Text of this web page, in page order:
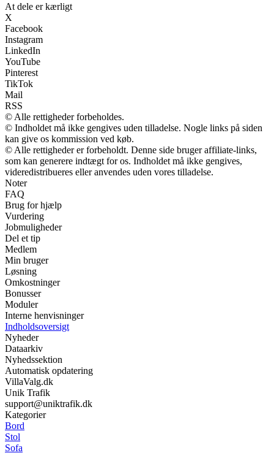
At dele er kærligt
X
Facebook
Instagram
LinkedIn
YouTube
Pinterest
TikTok
Mail
RSS
© Alle rettigheder forbeholdes.
© Indholdet må ikke gengives uden tilladelse. Nogle links på siden
kan give os kommission ved køb.
© Alle rettigheder er forbeholdt. Denne side bruger affiliate-links,
som kan generere indtægt for os. Indholdet må ikke gengives,
videredistribueres eller anvendes uden vores tilladelse.
Noter
FAQ
Brug for hjælp
Vurdering
Jobmuligheder
Del et tip
Medlem
Min bruger
Løsning
Omkostninger
Bonusser
Moduler
Interne henvisninger
Indholdsoversigt
Nyheder
Dataarkiv
Nyhedssektion
Automatisk opdatering
VillaValg.dk
Unik Trafik
support@uniktrafik.dk
Kategorier
Bord
Stol
Sofa